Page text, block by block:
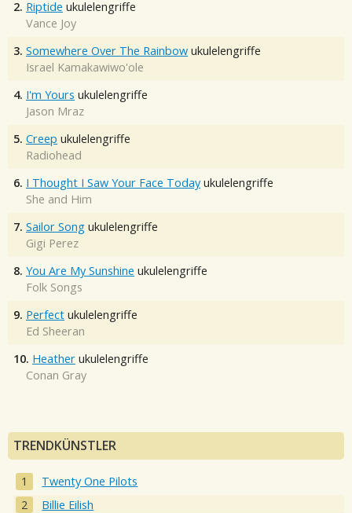
2. Riptide ukulelengriffe
Vance Joy
3. Somewhere Over The Rainbow ukulelengriffe
Israel Kamakawiwo'ole
4. I'm Yours ukulelengriffe
Jason Mraz
5. Creep ukulelengriffe
Radiohead
6. I Thought I Saw Your Face Today ukulelengriffe
She and Him
7. Sailor Song ukulelengriffe
Gigi Perez
8. You Are My Sunshine ukulelengriffe
Folk Songs
9. Perfect ukulelengriffe
Ed Sheeran
10. Heather ukulelengriffe
Conan Gray
TRENDKÜNSTLER
Twenty One Pilots
Billie Eilish